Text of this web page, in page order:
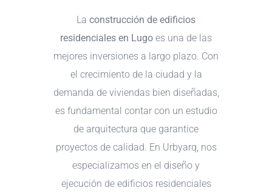
La construcción de edificios
residenciales en Lugo es una de las
mejores inversiones a largo plazo. Con
el crecimiento de la ciudad y la
demanda de viviendas bien diseñadas,
es fundamental contar con un estudio
de arquitectura que garantice
proyectos de calidad. En Urbyarq, nos
especializamos en el diseño y
ejecución de edificios residenciales